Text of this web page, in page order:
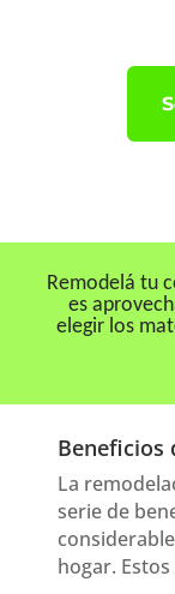
Remodelá tu
es
elegir los
Beneficios
La
serie de
hogar.